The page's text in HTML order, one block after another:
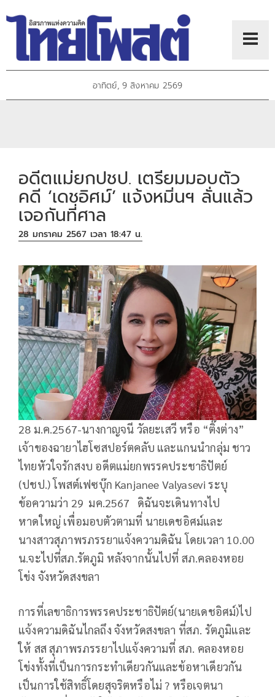
อาทิตย์, 9 สิงหาคม 2569
อดีตแม่ยกปชป. เตรียมมอบตัว
คดี ‘เดชอิศม์’ แจ้งหมิ่นฯ ลั่นแล้ว
เจอกันที่ศาล
28 มกราคม 2567 เวลา 18:47 น.
28 ม.ค.2567-นางกาญจนี วัลยะเสวี หรือ “ติ๊งต่าง”
เจ้าของฉายาไฮโซสปอร์ตคลับ และแกนนำกลุ่ม ชาว
ไทยหัวใจรักสงบ อดีตแม่ยกพรรคประชาธิปัตย์
(ปชป.) โพสต์เฟซบุ๊ก Kanjanee Valyasevi ระบุ
ข้อความว่า 29 มค.2567 ดิฉันจะเดินทางไป
หาดใหญ่ เพื่อมอบตัวตามที่ นายเดชอิศม์และ
นางสาวสุภาพรภรรยาแจ้งความดิฉัน โดยเวลา 10.00
น.จะไปที่สภ.รัตภูมิ หลังจากนั้นไปที่ สภ.คลองหอย
โข่ง จังหวัดสงขลา
การที่เลขาธิการพรรคประชาธิปัตย์(นายเดชอิศม์)ไป
แจ้งความดิฉันไกลถึง จังหวัดสงขลา ที่สภ. รัตภูมิและ
ให้ สส สุภาพรภรรยาไปแจ้งความที่ สภ. คลองหอย
โข่งทั้งที่เป็นการกระทำเดียวกันและข้อหาเดียวกัน
เป็นการใช้สิทธิ์โดยสุจริตหรือไม่ ? หรือเจตนา